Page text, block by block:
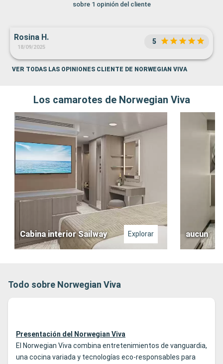
sobre 1 opinión del cliente
Rosina H.
18/09/2025
5
VER TODAS LAS OPINIONES CLIENTE DE NORWEGIAN VIVA
Los camarotes de Norwegian Viva
Cabina interior Sailway Explorar aucun
Todo sobre Norwegian Viva
Presentación del Norwegian Viva
El Norwegian Viva combina entretenimientos de vanguardia,
una cocina variada y tecnologías eco-responsables para